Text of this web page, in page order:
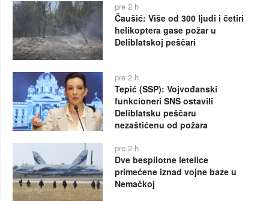
pre 2 h
Čaušić: Više od 300 ljudi i četiri
helikoptera gase požar u
Deliblatskoj peščari
pre 2 h
Tepić (SSP): Vojvođanski
funkcioneri SNS ostavili
Deliblatsku peščaru
nezaštićenu od požara
pre 2 h
Dve bespilotne letelice
primećene iznad vojne baze u
Nemačkoj